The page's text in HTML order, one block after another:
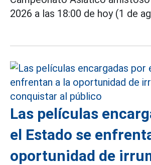
2026 a las 18:00 de hoy (1 de
Las películas
el Estado se
oportunidad de